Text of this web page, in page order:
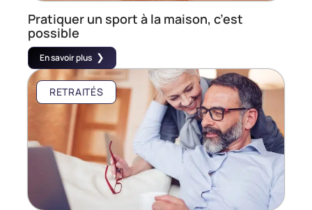
Pratiquer un sport à la maison, c’est
possible
En savoir plus
RETRAITÉS